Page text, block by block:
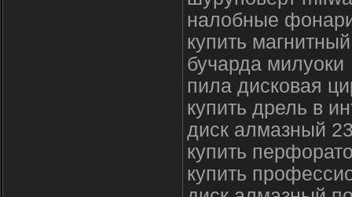
налобные
купить
бучарда милуоки
пила дисковая
купить дрель в
диск алмазный
купить
купить